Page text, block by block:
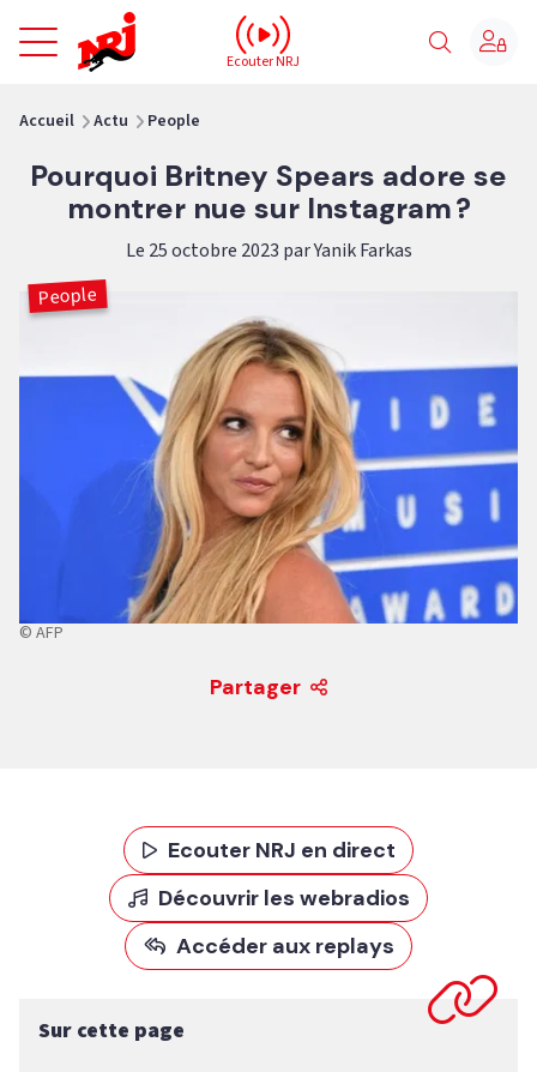
NRJ - Accueil
Ecouter NRJ
Accueil Actu People
Pourquoi Britney Spears adore se
montrer nue sur Instagram ?
Le 25 octobre 2023 par Yanik Farkas
People
© AFP
Partager
Ecouter NRJ en direct
Découvrir les webradios
Accéder aux replays
Sur cette page